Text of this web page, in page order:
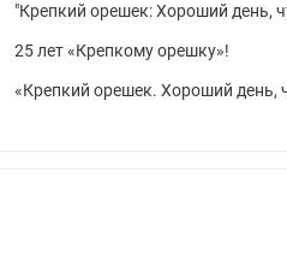
"Крепкий орешек: Хороший день,
25 лет «Крепкому орешку»!
«Крепкий орешек. Хороший день,